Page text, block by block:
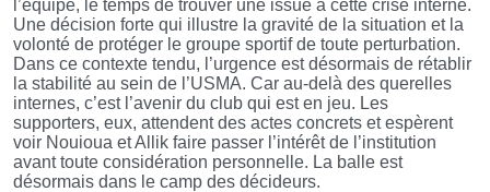
l’équipe, le temps de trouver une issue à cette crise interne.
Une décision forte qui illustre la gravité de la situation et la
volonté de protéger le groupe sportif de toute perturbation.
Dans ce contexte tendu, l’urgence est désormais de rétablir
la stabilité au sein de l’USMA. Car au-delà des querelles
internes, c’est l’avenir du club qui est en jeu. Les
supporters, eux, attendent des actes concrets et espèrent
voir Nouioua et Allik faire passer l’intérêt de l’institution
avant toute considération personnelle. La balle est
désormais dans le camp des décideurs.